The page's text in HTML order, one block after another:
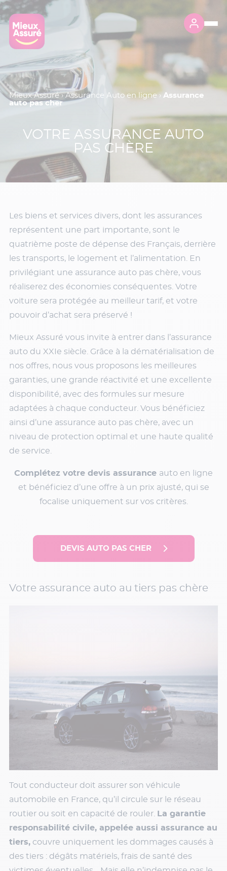
Mieux Assuré›Assurance Auto en ligne› Assurance
auto pas cher
VOTRE ASSURANCE AUTO
PAS CHÈRE
Les biens et services divers, dont les assurances
représentent une part importante, sont le
quatrième poste de dépense des Français, derrière
les transports, le logement et l’alimentation. En
privilégiant une assurance auto pas chère, vous
réaliserez des économies conséquentes. Votre
voiture sera protégée au meilleur tarif, et votre
pouvoir d’achat sera préservé !
Mieux Assuré vous invite à entrer dans l’assurance
auto du XXIe siècle. Grâce à la dématérialisation de
nos offres, nous vous proposons les meilleures
garanties, une grande réactivité et une excellente
disponibilité, avec des formules sur mesure
adaptées à chaque conducteur. Vous bénéficiez
ainsi d’une assurance auto pas chère, avec un
niveau de protection optimal et une haute qualité
de service.
Complétez votre devis assurance auto en ligne
et bénéficiez d’une offre à un prix ajusté, qui se
focalise uniquement sur vos critères.
DEVIS AUTO PAS CHER
Votre assurance auto au tiers pas chère
Tout conducteur doit assurer son véhicule
automobile en France, qu’il circule sur le réseau
routier ou soit en capacité de rouler. La garantie
responsabilité civile, appelée aussi assurance au
tiers, couvre uniquement les dommages causés à
des tiers : dégâts matériels, frais de santé des